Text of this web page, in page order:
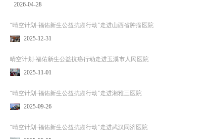
2026-04-28
“晴空计划-福佑新生公益抗癌行动”走进山西省肿瘤医院
2025-12-31
晴空计划-福佑新生公益抗癌行动走进玉溪市人民医院
2025-11-01
“晴空计划-福佑新生公益抗癌行动”走进湘雅三医院
2025-09-26
“晴空计划-福佑新生公益抗癌行动”走进武汉同济医院